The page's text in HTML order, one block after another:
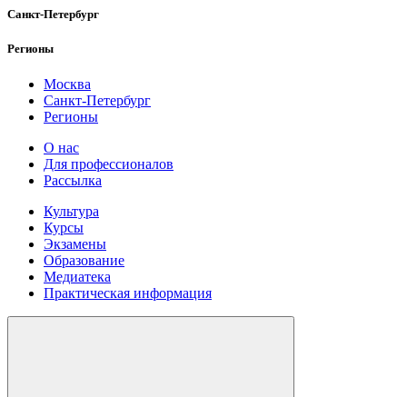
Санкт-Петербург
Регионы
Москва
Санкт-Петербург
Регионы
О нас
Для профессионалов
Рассылка
Культура
Курсы
Экзамены
Образование
Медиатека
Практическая информация